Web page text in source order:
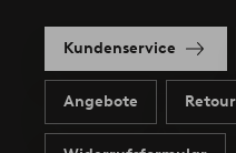
Kundenservice
Angebote